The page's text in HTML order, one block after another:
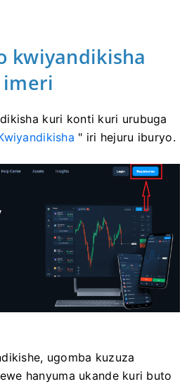
kwiyandikisha
kuri konti kuri urubuga
" iri hejuru iburyo.
ugomba kuzuza
hanyuma ukande kuri buto